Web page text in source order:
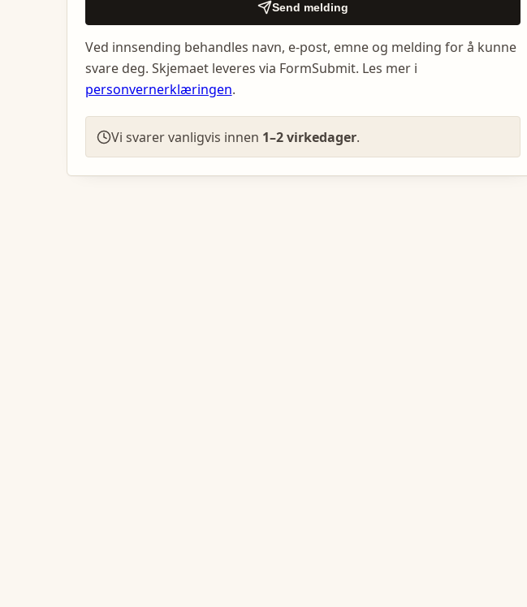
Send melding
Ved innsending behandles navn, e-post, emne og melding for å kunne
svare deg. Skjemaet leveres via FormSubmit. Les mer i
personvernerklæringen.
Vi svarer vanligvis innen 1–2 virkedager.